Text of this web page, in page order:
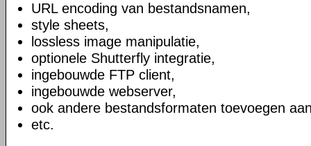
URL encoding van bestandsnamen,
style sheets,
lossless image manipulatie,
optionele Shutterfly integratie,
ingebouwde FTP client,
ingebouwde webserver,
ook andere bestandsformaten toevoegen
etc.